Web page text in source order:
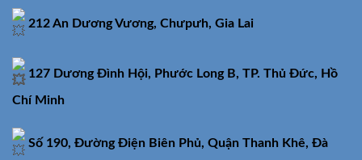
212 An Dương Vương, Chưpưh, Gia Lai
127 Dương Đình Hội, Phước Long B, TP. Thủ Đức, Hồ
Chí Minh
Số 190, Đường Điện Biên Phủ, Quận Thanh Khê, Đà